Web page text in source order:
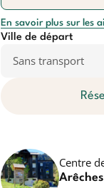
En savoir plus sur les
Ville de départ
Centre